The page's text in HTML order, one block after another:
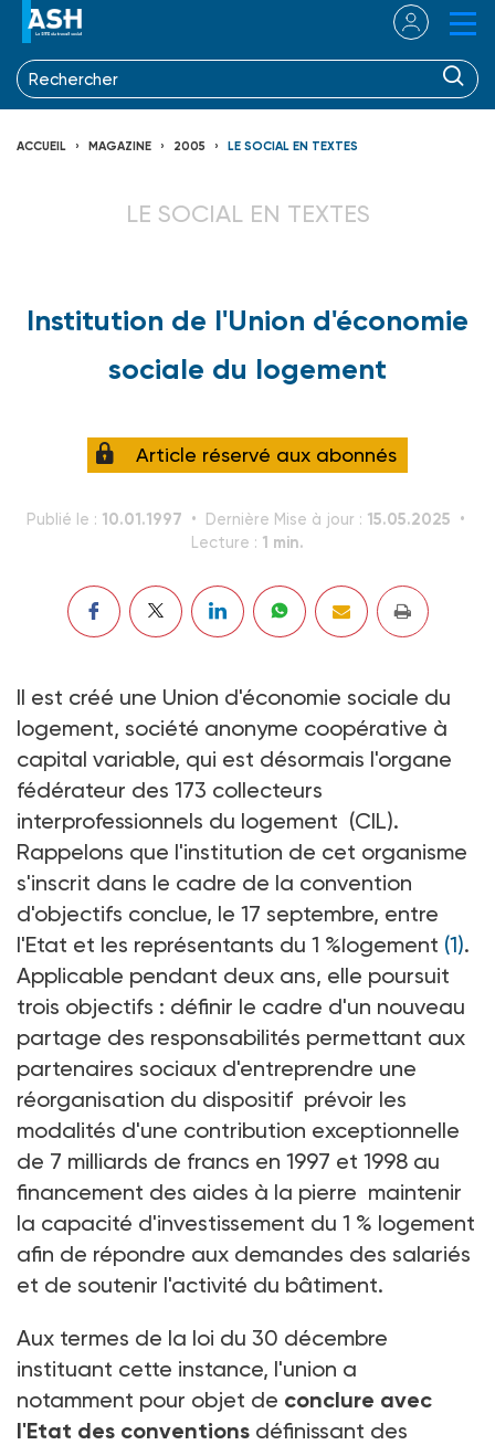
ACCUEIL MAGAZINE 2005 LE SOCIAL EN TEXTES
LE SOCIAL EN TEXTES
Institution de l'Union d'économie
sociale du logement
Article réservé aux abonnés
Publié le : 10.01.1997 Dernière Mise à jour : 15.05.2025
Lecture : 1 min.
Il est créé une Union d'économie sociale du
logement, société anonyme coopérative à
capital variable, qui est désormais l'organe
fédérateur des 173 collecteurs
interprofessionnels du logement (CIL).
Rappelons que l'institution de cet organisme
s'inscrit dans le cadre de la convention
d'objectifs conclue, le 17 septembre, entre
l'Etat et les représentants du 1 %logement (1).
Applicable pendant deux ans, elle poursuit
trois objectifs : définir le cadre d'un nouveau
partage des responsabilités permettant aux
partenaires sociaux d'entreprendre une
réorganisation du dispositif prévoir les
modalités d'une contribution exceptionnelle
de 7 milliards de francs en 1997 et 1998 au
financement des aides à la pierre maintenir
la capacité d'investissement du 1 % logement
afin de répondre aux demandes des salariés
et de soutenir l'activité du bâtiment.
Aux termes de la loi du 30 décembre
instituant cette instance, l'union a
notamment pour objet de conclure avec
l'Etat des conventions définissant des